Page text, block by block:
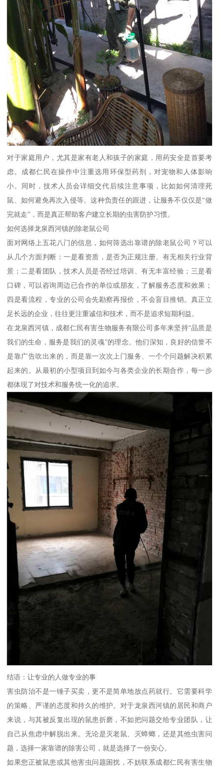
对于家庭用户，尤其是家有老人和孩子的家庭，用药安全是首要考
虑。成都仁民在操作中注重选用环保型药剂，对宠物和人体影响
小。同时，技术人员会详细交代后续注意事项，比如如何清理死
鼠、如何避免再次入侵等。这种负责任的跟进，让服务不仅仅是“做
完就走”，而是真正帮助客户建立长期的虫害防护习惯。
如何选择龙泉西河镇的除老鼠公司
面对网络上五花八门的信息，如何筛选出靠谱的除老鼠公司？可以
从几个方面判断：一是看资质，是否为正规注册、有无相关行业背
景；二是看团队，技术人员是否经过培训、有无丰富经验；三是看
口碑，可以咨询周边已合作的单位或朋友，了解服务态度和效果；
四是看流程，专业的公司会先勘察再报价，不会盲目推销。真正立
足长远的企业，往往更注重诚信和技术，而不是追求短期利益。
在龙泉西河镇，成都仁民有害生物服务有限公司多年来坚持“品质是
我们的生命，服务是我们的灵魂”的理念。他们深知，良好的信誉不
是靠广告吹出来的，而是靠一次次上门服务、一个个问题解决积累
起来的。从最初的小型项目到如今与各类企业的长期合作，每一步
都体现了对技术和服务统一化的追求。
结语：让专业的人做专业的事
害虫防治不是一锤子买卖，更不是简单地放点药就行。它需要科学
的策略、严谨的态度和持久的维护。对于龙泉西河镇的居民和商户
来说，与其被反复出现的鼠患折磨，不如把问题交给专业团队，让
自己从焦虑中解脱出来。无论是灭老鼠、灭蟑螂，还是其他虫害问
题，选择一家靠谱的除害公司，就是选择了一份安心。
如果您正被鼠患或其他害虫问题困扰，不妨联系成都仁民有害生物